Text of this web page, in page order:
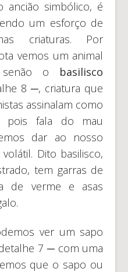
ancião simbólico, é
um esforço de
criaturas. Por
vemos um animal
o basilisco
8 ─, criatura que
assinalam como
pois fala do mau
dar ao nosso
Dito basilisco,
tem garras de
de verme e asas
ver um sapo
7 ─ com uma
que o sapo ou